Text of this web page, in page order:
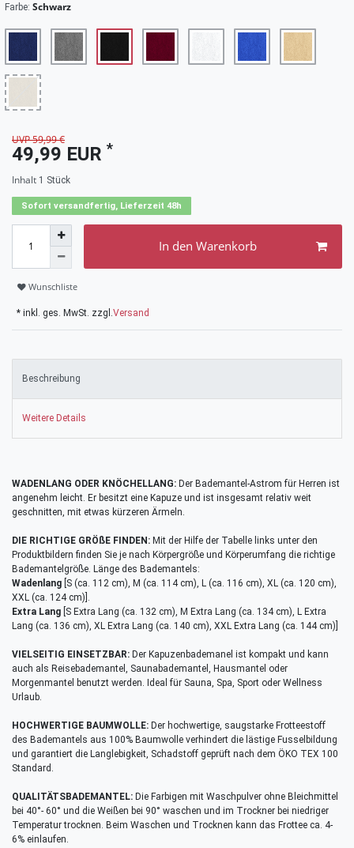
Farbe: Schwarz
UVP 59,99 €
49,99 EUR *
Inhalt 1 Stück
Sofort versandfertig, Lieferzeit 48h
In den Warenkorb
Wunschliste
* inkl. ges. MwSt. zzgl. Versand
Beschreibung
Weitere Details
WADENLANG ODER KNÖCHELLANG: Der Bademantel-Astrom für Herren ist
angenehm leicht. Er besitzt eine Kapuze und ist insgesamt relativ weit
geschnitten, mit etwas kürzeren Ärmeln.
DIE RICHTIGE GRÖßE FINDEN: Mit der Hilfe der Tabelle links unter den
Produktbildern finden Sie je nach Körpergröße und Körperumfang die richtige
Bademantelgröße. Länge des Bademantels:
Wadenlang [S (ca. 112 cm), M (ca. 114 cm), L (ca. 116 cm), XL (ca. 120 cm),
XXL (ca. 124 cm)].
Extra Lang [S Extra Lang (ca. 132 cm), M Extra Lang (ca. 134 cm), L Extra
Lang (ca. 136 cm), XL Extra Lang (ca. 140 cm), XXL Extra Lang (ca. 144 cm)]
VIELSEITIG EINSETZBAR: Der Kapuzenbademanel ist kompakt und kann
auch als Reisebademantel, Saunabademantel, Hausmantel oder
Morgenmantel benutzt werden. Ideal für Sauna, Spa, Sport oder Wellness
Urlaub.
HOCHWERTIGE BAUMWOLLE: Der hochwertige, saugstarke Frotteestoff
des Bademantels aus 100% Baumwolle verhindert die lästige Fusselbildung
und garantiert die Langlebigkeit, Schadstoff geprüft nach dem ÖKO TEX 100
Standard.
QUALITÄTSBADEMANTEL: Die Farbigen mit Waschpulver ohne Bleichmittel
bei 40°- 60° und die Weißen bei 90° waschen und im Trockner bei niedriger
Temperatur trocknen. Beim Waschen und Trocknen kann das Frottee ca. 4-
6% einlaufen.